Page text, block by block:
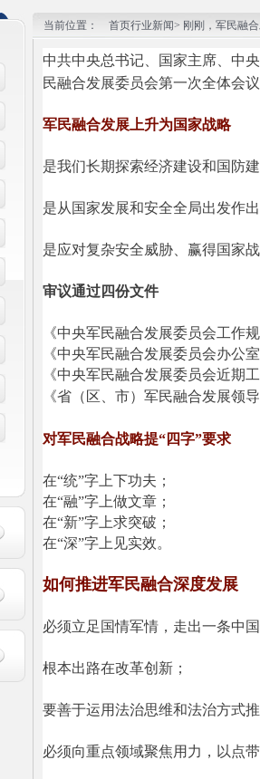
当前位置： 首页行业新闻> 刚刚，军民融
中共中央总书记、国家主席、中
民融合发展委员会第一次全体会议
军民融合发展上升为国家战略
是我们长期探索经济建设和国防
是从国家发展和安全全局出发作
是应对复杂安全威胁、赢得国家
审议通过四份文件
《中央军民融合发展委员会工作规
《中央军民融合发展委员会办公
《中央军民融合发展委员会近期工
《省（区、市） 军民融合发展领
对军民融合战略提“四字”要求
在“统”字上下功夫；
在“融”字上做文章；
在“新”字上求突破；
在“深”字上见实效。
如何推进军民融合深度发展
必须立足国情军情，走出一条中
根本出路在改革创新；
要善于运用法治思维和法治方式推
必须向重点领域聚焦用力，以点